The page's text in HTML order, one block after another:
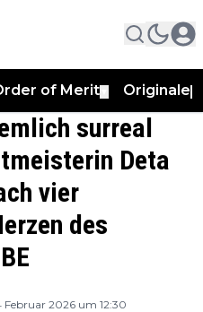
of Merit Originale
surreal
Deta
vier
des
2026 um 12:30